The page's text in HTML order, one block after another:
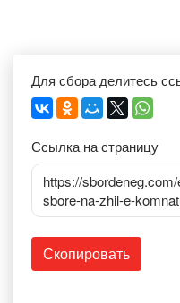
Для сбора делитесь
Ссылка на страницу
https://
sbore-na-zhil-e-
Скопировать